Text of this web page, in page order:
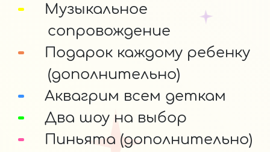
Музыкальное
сопровождение
Подарок каждому ребенку
(дополнительно)
Аквагрим всем деткам
Два шоу на выбор
Пиньята (дополнительно)